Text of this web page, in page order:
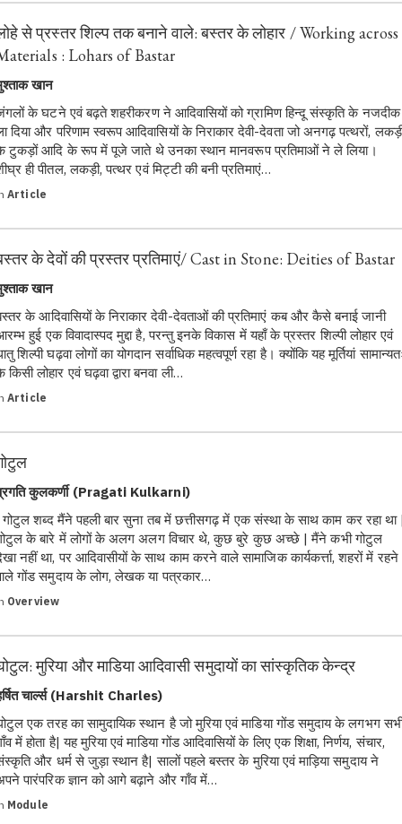
से प्रस्तर शिल्प तक बनाने वाले: बस्तर के लोहार / Working across
: Lohars of Bastar
खान
के घटने एवं बढ़ते शहरीकरण ने आदिवासियों को ग्रामिण हिन्दू संस्कृति के नजदीक
दिया और परिणाम स्वरूप आदिवासियों के निराकार देवी-देवता जो अनगढ़ पत्थरों,
टुकड़ों आदि के रूप में पूजे जाते थे उनका स्थान मानवरूप प्रतिमाओं ने ले लिया।
ही पीतल, लकड़ी, पत्थर एवं मिट्टी की बनी प्रतिमाएं…
Article
के देवों की प्रस्तर प्रतिमाएं/ Cast in Stone: Deities of Bastar
खान
के आदिवासियों के निराकार देवी-देवताओं की प्रतिमाएं कब और कैसे बनाई जानी
हुई एक विवादास्पद मुद्दा है, परन्तु इनके विकास में यहाँ के प्रस्तर शिल्पी लोहार एवं
शिल्पी घढ़वा लोगों का योगदान सर्वाधिक महत्वपूर्ण रहा है। क्योंकि यह मूर्तियां
किसी लोहार एवं घढ़वा द्वारा बनवा ली…
Article
कुलकर्णी (Pragati Kulkarni)
शब्द मैंने पहली बार सुना तब में छत्तीसगढ़ में एक संस्था के साथ काम कर रहा था
के बारे में लोगों के अलग अलग विचार थे, कुछ बुरे कुछ अच्छे | मैंने कभी गोटुल
नहीं था, पर आदिवासीयों के साथ काम करने वाले सामाजिक कार्यकर्त्ता, शहरों में रहने
गोंड समुदाय के लोग, लेखक या पत्रकार…
Overview
मुरिया और माडिया आदिवासी समुदायों का सांस्कृतिक केन्द्र
चार्ल्स (Harshit Charles)
एक तरह का सामुदायिक स्थान है जो मुरिया एवं माडिया गोंड समुदाय के लगभग
में होता है| यह मुरिया एवं माडिया गोंड आदिवासियों के लिए एक शिक्षा, निर्णय, संचार,
और धर्म से जुड़ा स्थान है| सालों पहले बस्तर के मुरिया एवं माड़िया समुदाय ने
पारंपरिक ज्ञान को आगे बढ़ाने और गाँव में…
Module